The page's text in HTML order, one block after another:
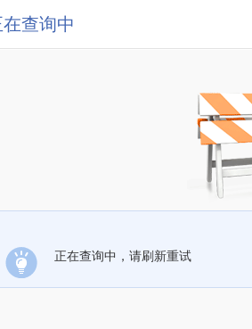
在查询中
正在查询中，请刷新重试